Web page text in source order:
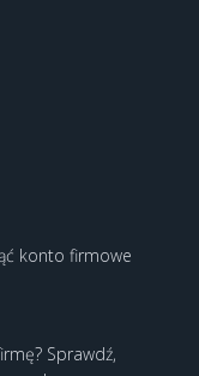
konto firmowe
Sprawdź,